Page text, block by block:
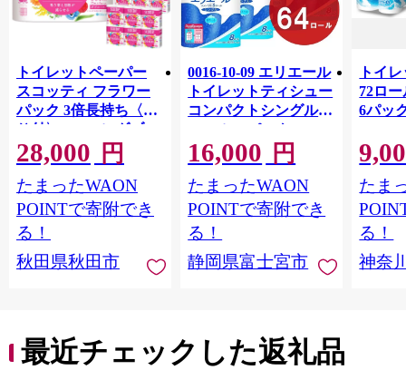
トイレットペーパー
スコッティ フラワー
パック 3倍長持ち〈香
り付〉4ロール(ダブ
ル)×12パック 日用品
最短翌日発送 [スコッ
ティ フラワーパック
トイレットペーパー
日本製紙クレシア] 秋
田県秋田市
28,000 円
たまったWAON
POINTで寄附でき
る！
秋田県秋田市
0016-10-09 エリエール
トイレットティシュー
コンパクトシングル 8
ロール×8パック 64ロ
ール 1.5倍巻 82.5m
トイレットペーパー
シングル パルプ100％
香りつき 日用品 消耗
品 備蓄
16,000 円
たまったWAON
POINTで寄附でき
る！
静岡県富士宮市
トイ
72ロ
6パッ
FSCリ
長巻タ
100％
防災
ペー
川県
トペー
たま
る！
神奈
最近チェックした返礼品